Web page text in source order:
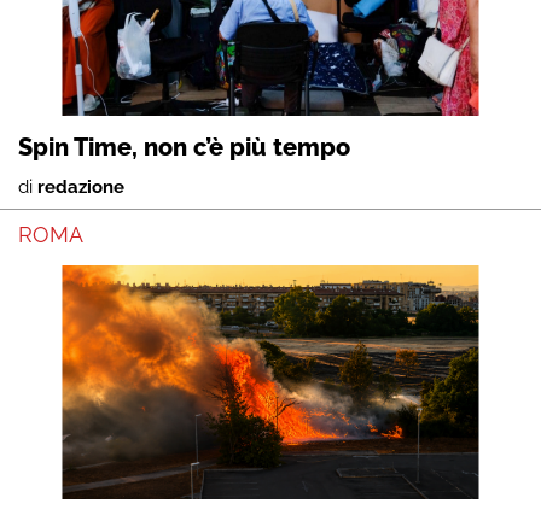
Spin Time, non c’è più tempo
di redazione
ROMA